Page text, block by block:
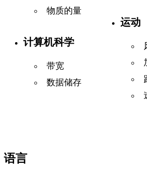
物质的量
计算机科学
带宽
数据储存
运动
语言